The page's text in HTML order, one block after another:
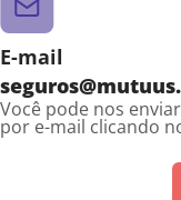
E-mail
Você pode nos
por e-mail clicando